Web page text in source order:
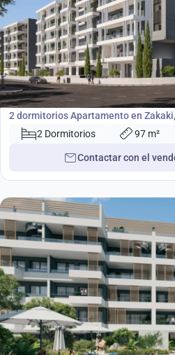
€397 000
Apartamento
2 dormitorios Apartamento en
2 Dormitorios
97 m²
Contactar con el